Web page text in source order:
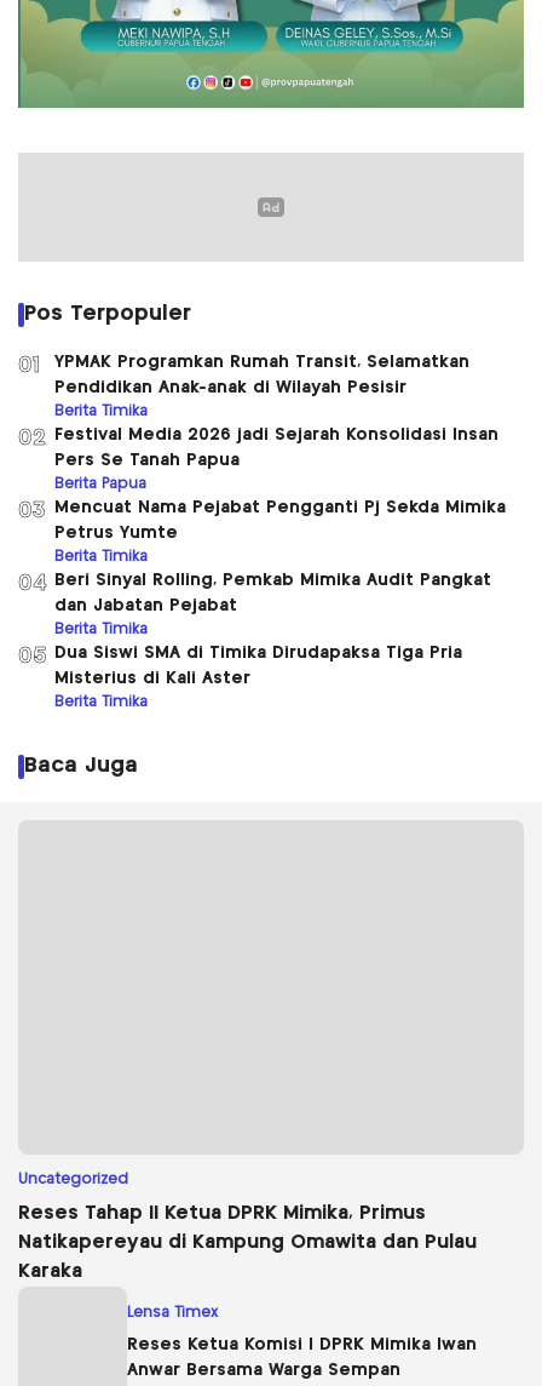
Pos Terpopuler
01
YPMAK Programkan Rumah Transit, Selamatkan
Pendidikan Anak-anak di Wilayah Pesisir
Berita Timika
02
Festival Media 2026 jadi Sejarah Konsolidasi Insan
Pers Se Tanah Papua
Berita Papua
03
Mencuat Nama Pejabat Pengganti Pj Sekda Mimika
Petrus Yumte
Berita Timika
04
Beri Sinyal Rolling, Pemkab Mimika Audit Pangkat
dan Jabatan Pejabat
Berita Timika
05
Dua Siswi SMA di Timika Dirudapaksa Tiga Pria
Misterius di Kali Aster
Berita Timika
Baca Juga
Uncategorized
Reses Tahap II Ketua DPRK Mimika, Primus
Natikapereyau di Kampung Omawita dan Pulau
Karaka
Lensa Timex
Reses Ketua Komisi I DPRK Mimika Iwan
Anwar Bersama Warga Sempan